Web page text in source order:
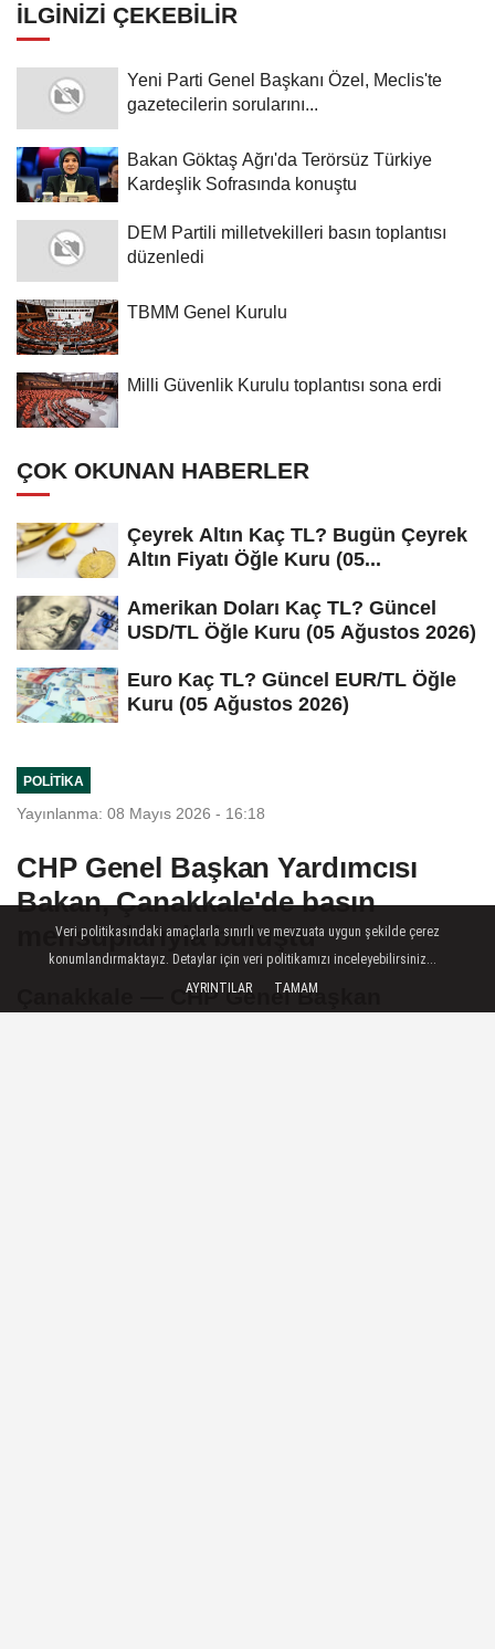
İLGINIZI ÇEKEBILIR
Yeni Parti Genel Başkanı Özel, Meclis'te
gazetecilerin sorularını...
Bakan Göktaş Ağrı'da Terörsüz Türkiye
Kardeşlik Sofrasında konuştu
DEM Partili milletvekilleri basın toplantısı
düzenledi
TBMM Genel Kurulu
Milli Güvenlik Kurulu toplantısı sona erdi
ÇOK OKUNAN HABERLER
Çeyrek Altın Kaç TL? Bugün Çeyrek
Altın Fiyatı Öğle Kuru (05...
Amerikan Doları Kaç TL? Güncel
USD/TL Öğle Kuru (05 Ağustos 2026)
Euro Kaç TL? Güncel EUR/TL Öğle
Kuru (05 Ağustos 2026)
POLITIKA
Yayınlanma: 08 Mayıs 2026 - 16:18
CHP Genel Başkan Yardımcısı
Bakan, Çanakkale'de basın
mensuplarıyla buluştu
Çanakkale — CHP Genel Başkan
Veri politikasındaki amaçlarla sınırlı ve mevzuata uygun şekilde çerez
konumlandırmaktayız. Detaylar için veri politikamızı inceleyebilirsiniz...
AYRINTILAR
TAMAM